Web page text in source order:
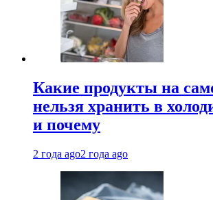
Какие продукты на
нельзя хранить в
и почему
2 года ago2 года ago